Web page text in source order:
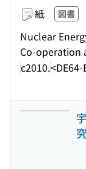
紙 図書
Nuclear
Co-operation
c2010.